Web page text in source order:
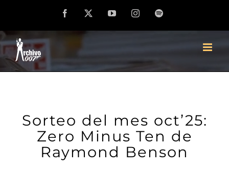
contenido
Facebook YouTubeInstagramSpotify
Sorteo del mes oct’25:
Zero Minus Ten de
Raymond Benson